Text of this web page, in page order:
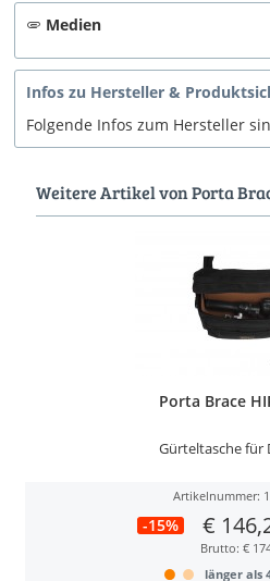
Medien
Infos zu Hersteller &
Folgende Infos zum Hersteller
Weitere Artikel von Porta
Porta Brace
Gürteltasche für
Artikelnummer:
-15% €
Brutto: €
länger als